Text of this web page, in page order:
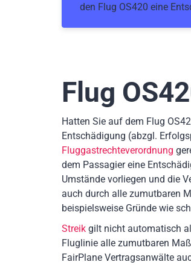
den Flug OS420 eine
Flug
Hatten Sie auf dem Flug
Entschädigung (abzgl.
Fluggastrechteverordnung
dem Passagier eine
Umstände vorliegen und die
auch durch alle zumutbaren
beispielsweise Gründe wie
Streik gilt nicht automatisch
Fluglinie alle zumutbaren
FairPlane Vertragsanwälte